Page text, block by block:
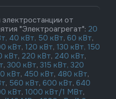
от
"Электроагрегат": 20
40 кВт, 50 кВт, 60 кВт,
кВт, 120 кВт, 130 кВт, 150
кВт, 220 кВт, 240 кВт,
, 300 кВт, 315 кВт, 320
кВт, 450 кВт, 480 кВт,
, 560 кВт, 600 кВт, 640
кВт, 1000 кВт/1 МВт,